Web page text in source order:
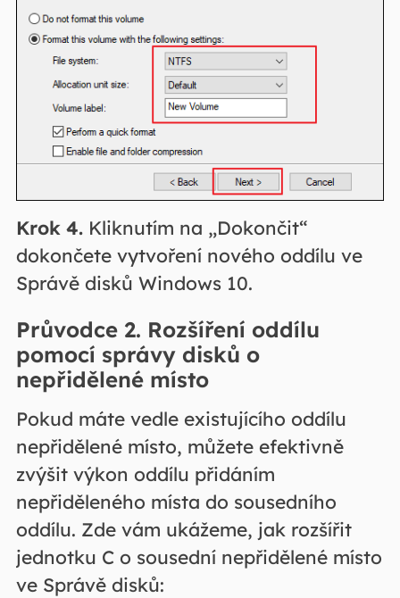
Krok 4.Kliknutím na „Dokončit“
dokončete vytvoření nového oddílu ve
Správě disků Windows 10.
Průvodce 2. Rozšíření oddílu
pomocí správy disků o
nepřidělené místo
Pokud máte vedle existujícího oddílu
nepřidělené místo, můžete efektivně
zvýšit výkon oddílu přidáním
nepřiděleného místa do sousedního
oddílu. Zde vám ukážeme, jak rozšířit
jednotku C o sousední nepřidělené místo
ve Správě disků: